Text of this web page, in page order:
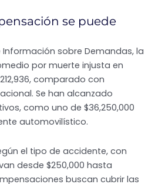
se puede
Información sobre Demandas, la
por muerte injusta en
comparado con
Se han alcanzado
como uno de $36,250,000
automovilístico.
el tipo de accidente, con
desde $250,000 hasta
buscan cubrir las